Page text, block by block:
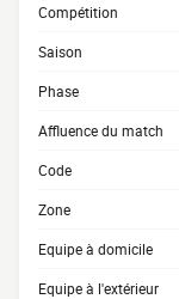
Compétition
Saison
Phase
Affluence du match
Code
Zone
Equipe à domicile
Equipe à l'extérieur